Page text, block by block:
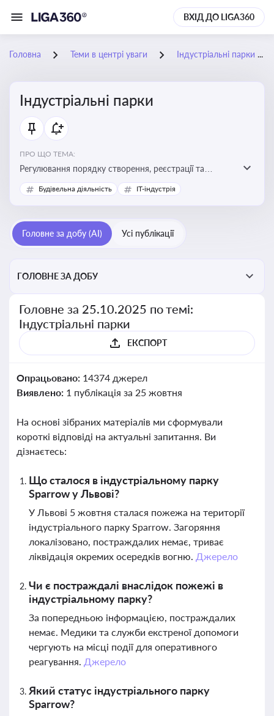
ВХІД ДО LIGA360
Головна Теми в центрі уваги Індустріальні парки
Індустріальні парки
ПРО ЩО ТЕМА:
Регулювання порядку створення, реєстрації та
функціонування індустріальних парків в Україні
Будівельна діяльність IT-індустрія
Головне за добу (AI) Усі публікації
ГОЛОВНЕ ЗА ДОБУ
Головне за 25.10.2025 по темі:
Індустріальні парки
ЕКСПОРТ
Опрацьовано: 14374 джерел
Виявлено: 1 публікація за 25 жовтня
На основі зібраних матеріалів ми сформували
короткі відповіді на актуальні запитання. Ви
дізнаєтесь:
Що сталося в індустріальному парку
Sparrow у Львові?
У Львові 5 жовтня сталася пожежа на території
індустріального парку Sparrow. Загоряння
локалізовано, постраждалих немає, триває
ліквідація окремих осередків вогню. Джерело
Чи є постраждалі внаслідок пожежі в
індустріальному парку?
За попередньою інформацією, постраждалих
немає. Медики та служби екстреної допомоги
чергують на місці події для оперативного
реагування. Джерело
Який статус індустріального парку
Sparrow?